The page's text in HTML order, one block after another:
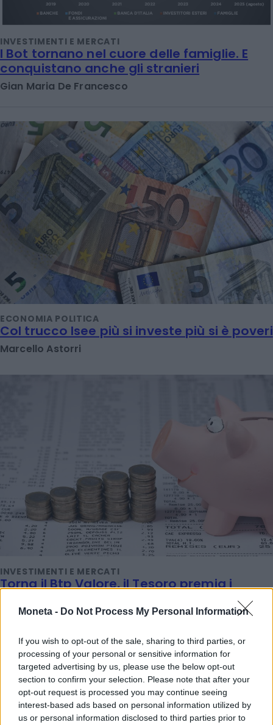
Moneta - Do Not Process My Personal Information
If you wish to opt-out of the sale, sharing to third parties, or
processing of your personal or sensitive information for
targeted advertising by us, please use the below opt-out
section to confirm your selection. Please note that after your
opt-out request is processed you may continue seeing
interest-based ads based on personal information utilized by
us or personal information disclosed to third parties prior to
INVESTIMENTI E MERCATI
I Bot tornano nel cuore delle famiglie. E
conquistano anche gli stranieri
Gian Maria De Francesco
ECONOMIA POLITICA
Col trucco Isee più si investe più si è poveri
Marcello Astorri
INVESTIMENTI E MERCATI
Torna il Btp Valore, il Tesoro premia i
Titta Ferraro